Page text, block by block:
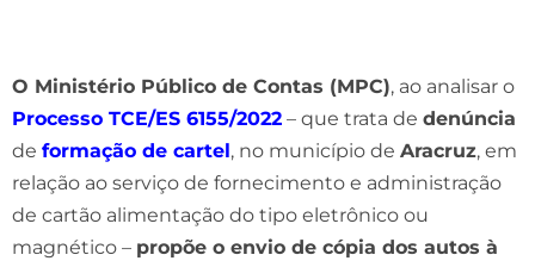
O Ministério Público de Contas (MPC), ao analisar o
Processo TCE/ES 6155/2022 – que trata de denúncia
de formação de cartel, no município de Aracruz, em
relação ao serviço de fornecimento e administração
de cartão alimentação do tipo eletrônico ou
magnético – propõe o envio de cópia dos autos à